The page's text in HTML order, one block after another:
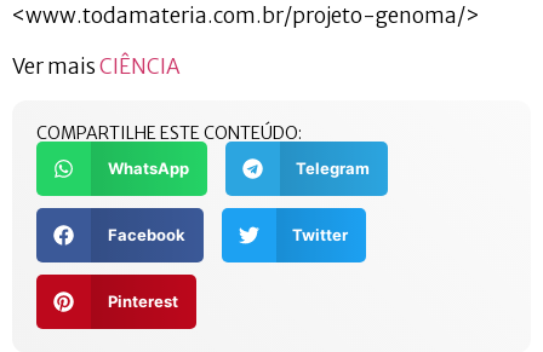
<www.todamateria.com.br/projeto-genoma/>
Ver maisCIÊNCIA
COMPARTILHE ESTE CONTEÚDO:
WhatsApp Telegram
Facebook Twitter
Pinterest